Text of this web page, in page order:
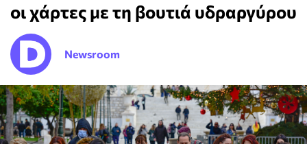
οι χάρτες με τη βουτιά υδραργύρου
Newsroom